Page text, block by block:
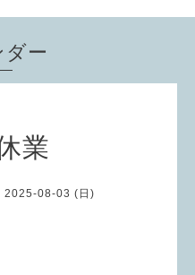
ダー
業
2025-08-03 (日)